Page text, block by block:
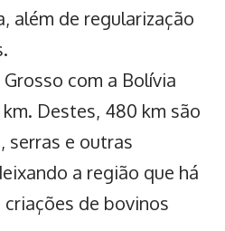
além de regularização
com a Bolívia
Destes, 480 km são
serras e outras
a região que há
de bovinos